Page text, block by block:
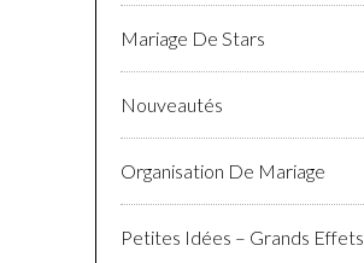
Mariage De Stars
Nouveautés
Organisation De Mariage
Petites Idées – Grands Effets